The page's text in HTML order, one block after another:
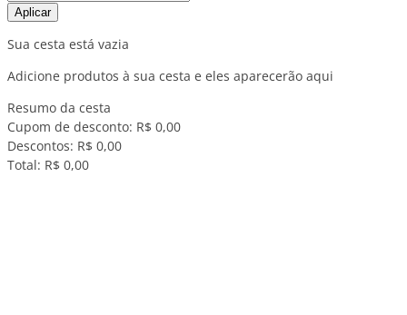
Aplicar
Sua cesta está vazia
Adicione produtos à sua cesta e eles aparecerão aqui
Resumo da cesta
Cupom de desconto: R$ 0,00
Descontos: R$ 0,00
Total: R$ 0,00